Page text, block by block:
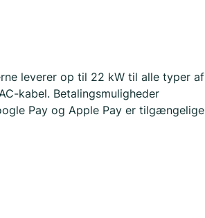
leverer op til 22 kW til alle typer af
kabel. Betalingsmuligheder
Pay og Apple Pay er tilgængelige